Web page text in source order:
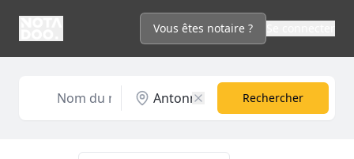
Vous êtes notaire ?
Rechercher